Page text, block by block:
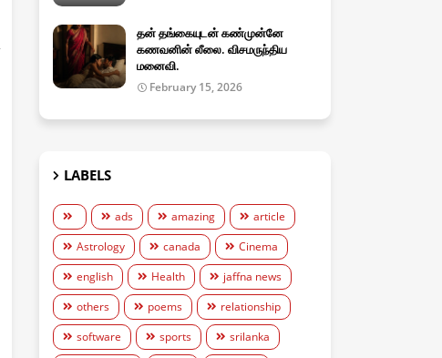
தன் தங்கையுடன் கண்முன்னே
கணவனின் லீலை. விசமருந்திய
மனைவி.
February 15, 2026
LABELS
ads amazing
article
Astrology
canada
Cinema
english
Health
jaffna news
others
poems
relationship
software
sports
srilanka